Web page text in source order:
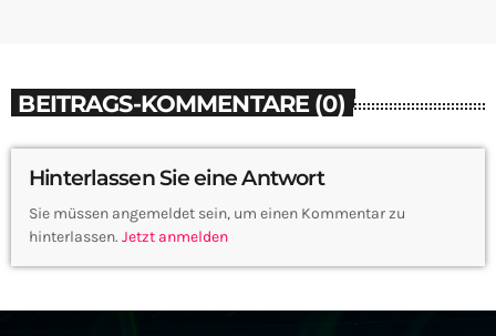
BEITRAGS-KOMMENTARE (0)
Hinterlassen Sie eine Antwort
Sie müssen angemeldet sein, um einen Kommentar zu
hinterlassen. Jetzt anmelden